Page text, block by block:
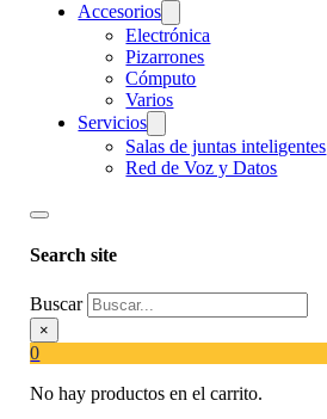
Accesorios
Electrónica
Pizarrones
Cómputo
Varios
Servicios
Salas de juntas inteligentes
Red de Voz y Datos
Search site
Buscar
×
0
No hay productos en el carrito.